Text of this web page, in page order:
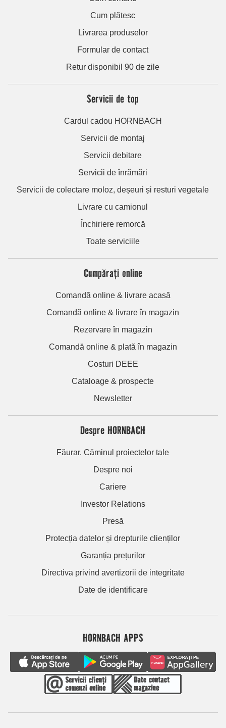
Cum plătesc
Livrarea produselor
Formular de contact
Retur disponibil 90 de zile
Servicii de top
Cardul cadou HORNBACH
Servicii de montaj
Servicii debitare
Servicii de înrămări
Servicii de colectare moloz, deșeuri și resturi vegetale
Livrare cu camionul
Închiriere remorcă
Toate serviciile
Cumpărați online
Comandă online & livrare acasă
Comandă online & livrare în magazin
Rezervare în magazin
Comandă online & plată în magazin
Costuri DEEE
Cataloage & prospecte
Newsletter
Despre HORNBACH
Făurar. Căminul proiectelor tale
Despre noi
Cariere
Investor Relations
Presă
Protecția datelor și drepturile clienților
Garanția prețurilor
Directiva privind avertizorii de integritate
Date de identificare
HORNBACH APPS